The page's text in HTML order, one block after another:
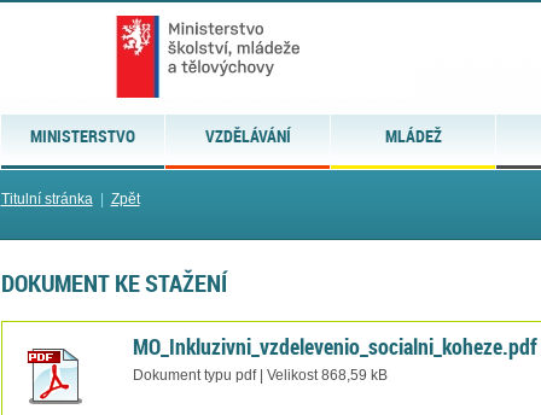
MINISTERSTVO VZDĚLÁVÁNÍ MLÁDEŽ
Titulní stránka| Zpět
DOKUMENT KE STAŽENÍ
MO_Inkluzivni_vzdelevenio_socialni_koheze.pdf
Dokument typu pdf | Velikost 868,59 kB